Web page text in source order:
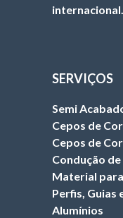
internacional.
SERVIÇOS
Semi
Cepos de
Cepos de
Condução
Material
Perfis, Guias
Alumínios